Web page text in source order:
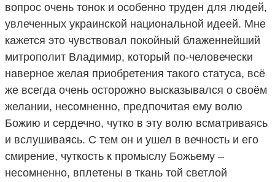
вопрос очень тонок и особенно труден для людей,
увлеченных украинской национальной идеей. Мне
кажется это чувствовал покойный блаженнейший
митрополит Владимир, который по-человечески
наверное желая приобретения такого статуса, всё
же всегда очень осторожно высказывался о своём
желании, несомненно, предпочитая ему волю
Божию и сердечно, чутко в эту волю всматриваясь
и вслушиваясь. С тем он и ушел в вечность и его
смирение, чуткость к промыслу Божьему –
несомненно, вплетены в ткань той светлой